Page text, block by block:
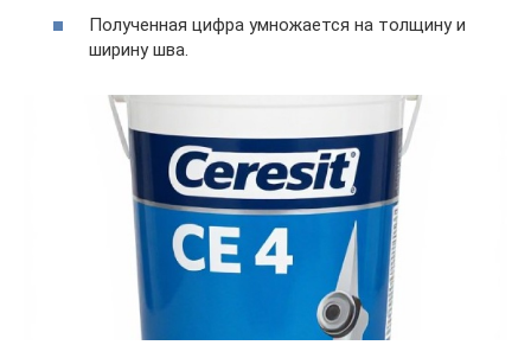
Полученная цифра умножается на толщину и
ширину шва.